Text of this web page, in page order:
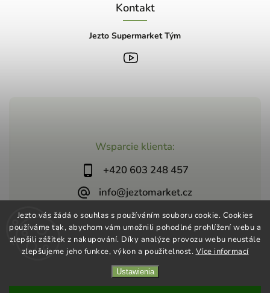
Jezto vás žádá o souhlas s používáním souboru cookie. Cookies
používáme tak, abychom vám umožnili pohodlné prohlížení webu a
zlepšili zážitek z nakupování. Díky analýze provozu webu neustále
zlepšujeme jeho funkce, výkon a použitelnost. Více informací
Ustawienia
Wsparcie klienta:
+420 603 248 457
info@jeztomarket.cz
Kontakt
Jezto Supermarket Tým
Jezto Supermarket